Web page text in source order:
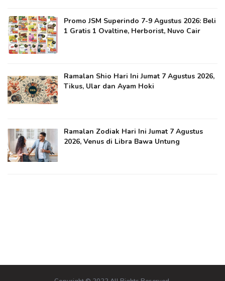
Promo JSM Superindo 7-9 Agustus 2026: Beli
1 Gratis 1 Ovaltine, Herborist, Nuvo Cair
Ramalan Shio Hari Ini Jumat 7 Agustus 2026,
Tikus, Ular dan Ayam Hoki
Ramalan Zodiak Hari Ini Jumat 7 Agustus
2026, Venus di Libra Bawa Untung